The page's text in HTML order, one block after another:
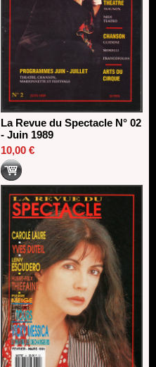
La Revue du Spectacle N° 02
- Juin 1989
10,00 €